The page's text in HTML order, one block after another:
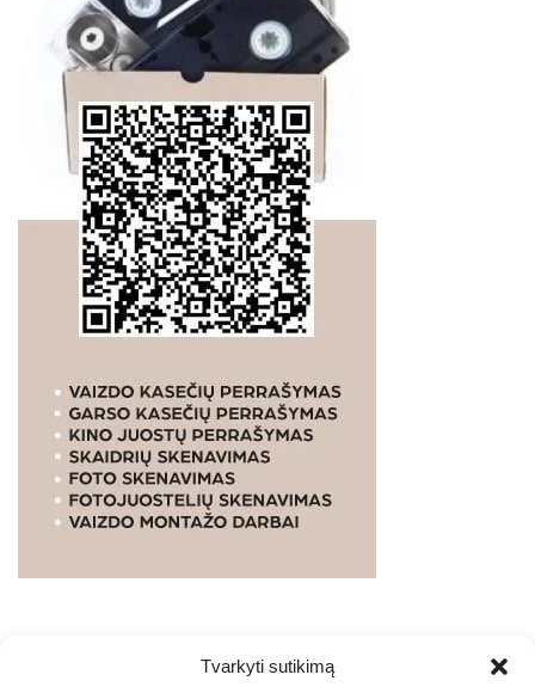
Tvarkyti sutikimą